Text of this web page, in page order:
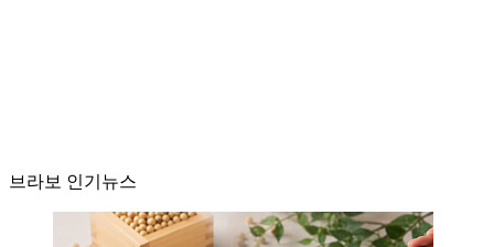
브라보 인기뉴스